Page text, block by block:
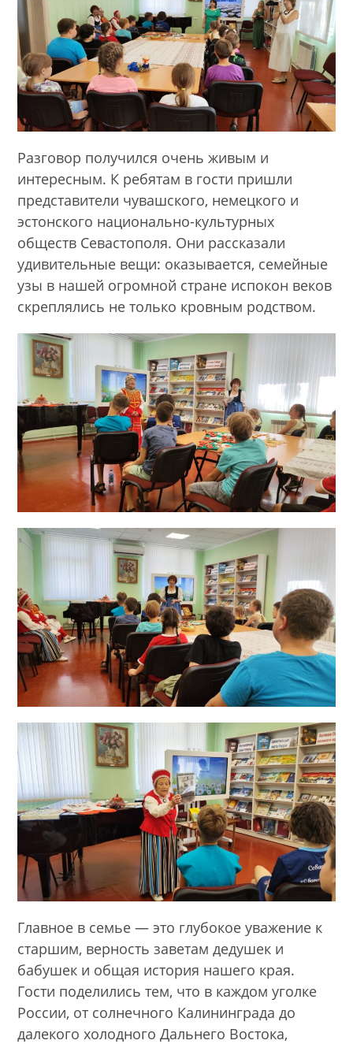
Разговор получился очень живым и
интересным. К ребятам в гости пришли
представители чувашского, немецкого и
эстонского национально-культурных
обществ Севастополя. Они рассказали
удивительные вещи: оказывается, семейные
узы в нашей огромной стране испокон веков
скреплялись не только кровным родством.
Главное в семье — это глубокое уважение к
старшим, верность заветам дедушек и
бабушек и общая история нашего края.
Гости поделились тем, что в каждом уголке
России, от солнечного Калининграда до
далекого холодного Дальнего Востока,